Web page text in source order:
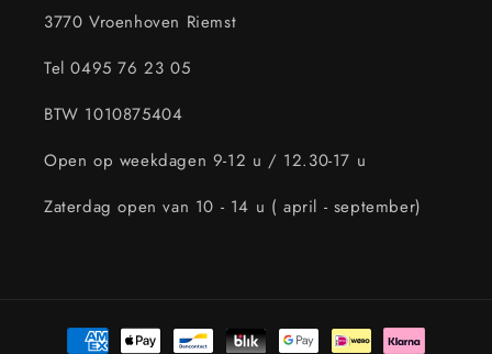
3770 Vroenhoven Riemst
Tel 0495 76 23 05
BTW 1010875404
Open op weekdagen 9-12 u / 12.30-17 u
Zaterdag open van 10 - 14 u ( april - september)
Betaalmethoden